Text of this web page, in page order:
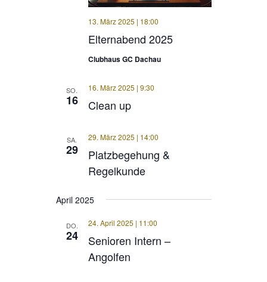
Elternabend 2025
13. März 2025 | 18:00
Clubhaus GC Dachau
SO.
16 Clean up
16. März 2025 | 9:30
SA.
29
Platzbegehung &
Regelkunde
29. März 2025 | 14:00
April 2025
DO.
24
Senioren Intern –
Angolfen
24. April 2025 | 11:00